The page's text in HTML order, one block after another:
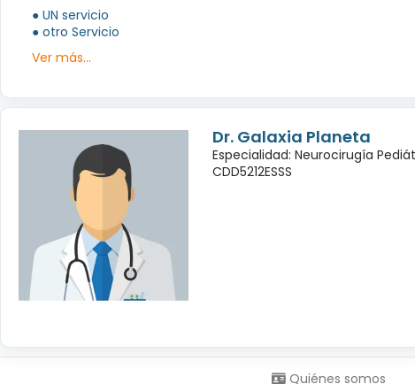
● UN servicio
● otro Servicio
Ver más...
Dr. Galaxia Planeta
Especialidad: Neurocirugía
CDD5212ESSS
Quiénes somos